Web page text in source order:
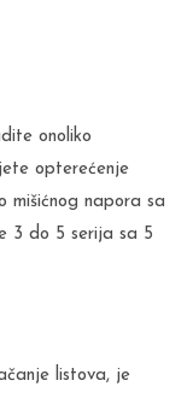
onoliko
opterećenje
mišićnog napora sa
3 do 5 serija sa 5
listova, je